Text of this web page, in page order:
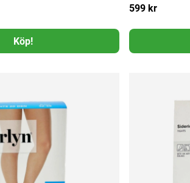
Köp!
599 kr